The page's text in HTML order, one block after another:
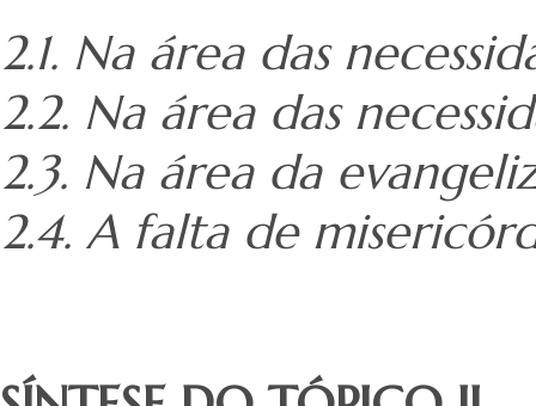
2.1. Na área das
2.2. Na área das
2.3. Na área da
2.4. A falta de